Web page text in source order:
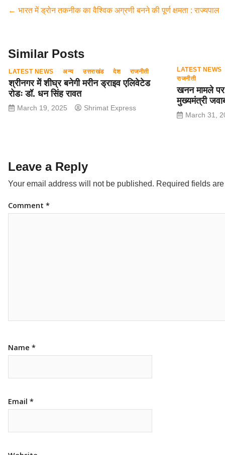
e
o
k
er s
p
gr
e
← भारत में ड्रोन तकनीक का वैश्विक अग्रणी बनने की पूर्ण क्षमता : राज्यपाल
Similar Posts
LATEST NEWS अन्य उत्तराखंड देश राजनीती
श्रीनगर में शीघ्र बनेगी मरीन ड्राइव एलिवेटेड
रोडः डॉ. धन सिंह रावत
March 19, 2025 Shrimat Express
LATEST NEWS
राजनीती
खनन मामले पर
मुख्यमंत्री
March 31,
Leave a Reply
Your email address will not be published. Required fields
Comment *
Name *
Email *